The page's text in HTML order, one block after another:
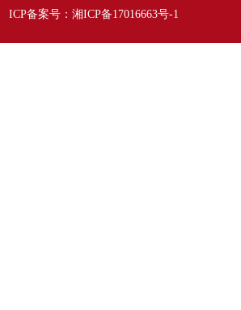
ICP备案号： 湘ICP备17016663号-1